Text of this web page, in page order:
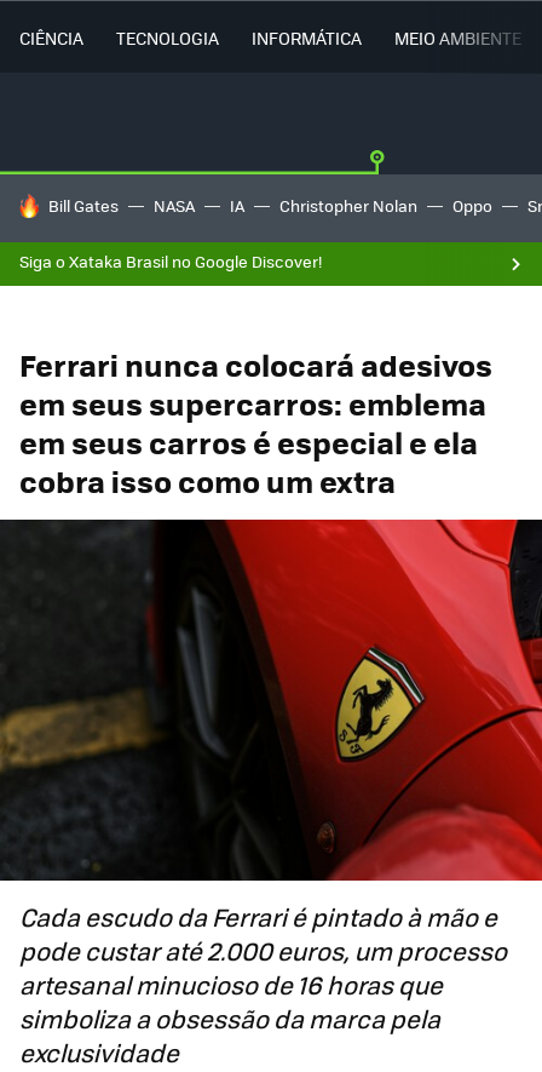
CIÊNCIA TECNOLOGIA INFORMÁTICA MEIO AMBIENTE
TENDÊNCIAS DO DIA
Bill Gates NASA IA Christopher Nolan Oppo
Siga o Xataka Brasil no Google Discover!
Ferrari nunca colocará adesivos
em seus supercarros: emblema
em seus carros é especial e ela
cobra isso como um extra
Cada escudo da Ferrari é pintado à mão e
pode custar até 2.000 euros, um processo
artesanal minucioso de 16 horas que
simboliza a obsessão da marca pela
exclusividade